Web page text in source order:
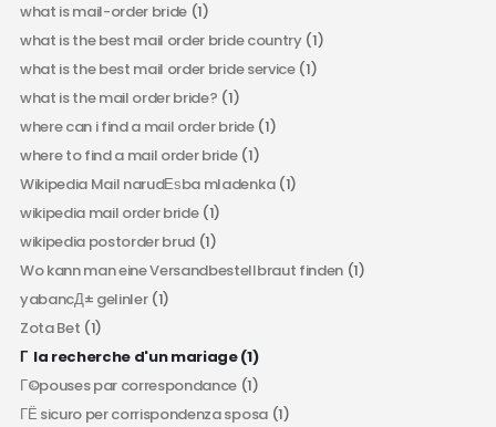
what is mail-order bride (1)
what is the best mail order bride country(1)
what is the best mail order bride service(1)
what is the mail order bride? (1)
where can i find a mail order bride(1)
where to find a mail order bride(1)
Wikipedia Mail narudЕѕba mladenka(1)
wikipedia mail order bride(1)
wikipedia postorder brud (1)
Wo kann man eine Versandbestellbraut finden(1)
yabancД± gelinler(1)
Zota Bet (1)
Г la recherche d'un mariage(1)
Г©pouses par correspondance (1)
ГЁ sicuro per corrispondenza sposa(1)